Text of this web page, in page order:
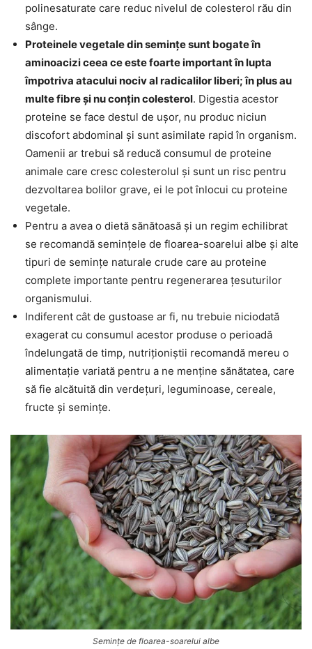
polinesaturate care reduc nivelul de colesterol rău din
sânge.
Proteinele vegetale din semințe sunt bogate în
aminoacizi ceea ce este foarte important în lupta
împotriva atacului nociv al radicalilor liberi; în plus au
multe fibre și nu conțin colesterol. Digestia acestor
proteine se face destul de ușor, nu produc niciun
discofort abdominal și sunt asimilate rapid în organism.
Oamenii ar trebui să reducă consumul de proteine
animale care cresc colesterolul și sunt un risc pentru
dezvoltarea bolilor grave, ei le pot înlocui cu proteine
vegetale.
Pentru a avea o dietă sănătoasă și un regim echilibrat
se recomandă semințele de floarea-soarelui albe și alte
tipuri de semințe naturale crude care au proteine
complete importante pentru regenerarea țesuturilor
organismului.
Indiferent cât de gustoase ar fi, nu trebuie niciodată
exagerat cu consumul acestor produse o perioadă
îndelungată de timp, nutriționiștii recomandă mereu o
alimentație variată pentru a ne menține sănătatea, care
să fie alcătuită din verdețuri, leguminoase, cereale,
fructe și semințe.
Semințe de floarea-soarelui albe